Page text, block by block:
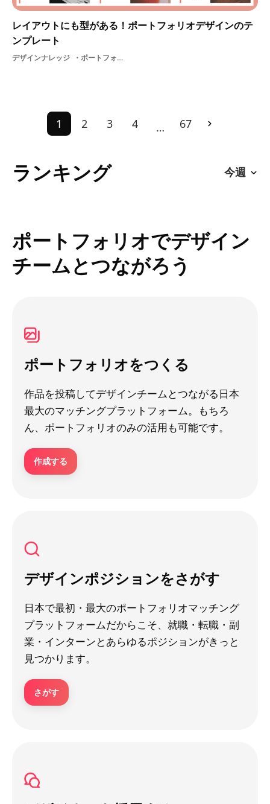
レイアウトにも型がある！ポートフォリオデザインのテ
ンプレート
デザインナレッジ ポートフォリオレイアウトテンプレート
1 2 3 4 … 67
ランキング
ポートフォリオでデザイン
チームとつながろう
ポートフォリオをつくる
作品を投稿してデザインチームとつながる日本
最大のマッチングプラットフォーム。もちろ
ん、ポートフォリオのみの活用も可能です。
作成する
デザインポジションをさがす
日本で最初・最大のポートフォリオマッチング
プラットフォームだからこそ、就職・転職・副
業・インターンとあらゆるポジションがきっと
見つかります。
さがす